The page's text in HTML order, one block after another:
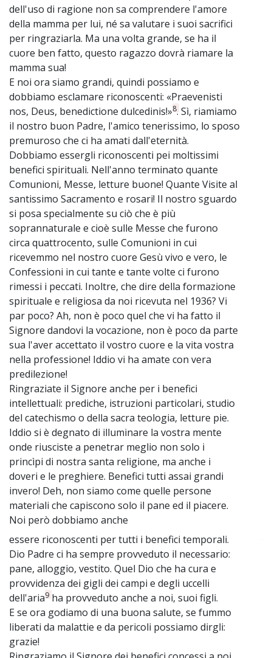
dell'uso di ragione non sa comprendere l'amore
della mamma per lui, né sa valutare i suoi sacrifici
per ringraziarla. Ma una volta grande, se ha il
cuore ben fatto, questo ragazzo dovrà riamare la
mamma sua!
E noi ora siamo grandi, quindi possiamo e
dobbiamo esclamare riconoscenti: «Praevenisti
nos, Deus, benedictione dulcedinis!»8. Sì, riamiamo
il nostro buon Padre, l'amico tenerissimo, lo sposo
premuroso che ci ha amati dall'eternità.
Dobbiamo essergli riconoscenti pei moltissimi
benefici spirituali. Nell'anno terminato quante
Comunioni, Messe, letture buone! Quante Visite al
santissimo Sacramento e rosari! Il nostro sguardo
si posa specialmente su ciò che è più
soprannaturale e cioè sulle Messe che furono
circa quattrocento, sulle Comunioni in cui
ricevemmo nel nostro cuore Gesù vivo e vero, le
Confessioni in cui tante e tante volte ci furono
rimessi i peccati. Inoltre, che dire della formazione
spirituale e religiosa da noi ricevuta nel 1936? Vi
par poco? Ah, non è poco quel che vi ha fatto il
Signore dandovi la vocazione, non è poco da parte
sua l'aver accettato il vostro cuore e la vita vostra
nella professione! Iddio vi ha amate con vera
predilezione!
Ringraziate il Signore anche per i benefici
intellettuali: prediche, istruzioni particolari, studio
del catechismo o della sacra teologia, letture pie.
Iddio si è degnato di illuminare la vostra mente
onde riusciste a penetrar meglio non solo i
princìpi di nostra santa religione, ma anche i
doveri e le preghiere. Benefici tutti assai grandi
invero! Deh, non siamo come quelle persone
materiali che capiscono solo il pane ed il piacere.
Noi però dobbiamo anche
essere riconoscenti per tutti i benefici temporali.
Dio Padre ci ha sempre provveduto il necessario:
pane, alloggio, vestito. Quel Dio che ha cura e
provvidenza dei gigli dei campi e degli uccelli
dell'aria9 ha provveduto anche a noi, suoi figli.
E se ora godiamo di una buona salute, se fummo
liberati da malattie e da pericoli possiamo dirgli:
grazie!